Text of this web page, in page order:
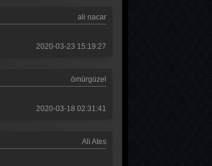
ali nacar
2020-03-23 15:19:27
ömürgüzel
2020-03-18 02:31:41
Ali Ates